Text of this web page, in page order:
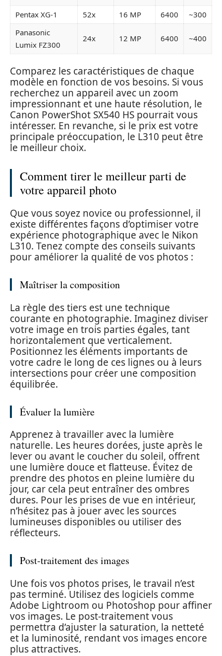
Pentax XG-1
52x 16 MP 6400
~300
Panasonic
Lumix FZ300
24x 12 MP 6400 ~400
Comparez les caractéristiques de chaque
modèle en fonction de vos besoins. Si vous
recherchez un appareil avec un zoom
impressionnant et une haute résolution, le
Canon PowerShot SX540 HS pourrait vous
intéresser. En revanche, si le prix est votre
principale préoccupation, le L310 peut être
le meilleur choix.
Comment tirer le meilleur parti de
votre appareil photo
Que vous soyez novice ou professionnel, il
existe différentes façons d’optimiser votre
expérience photographique avec le Nikon
L310. Tenez compte des conseils suivants
pour améliorer la qualité de vos photos :
Maîtriser la composition
La règle des tiers est une technique
courante en photographie. Imaginez diviser
votre image en trois parties égales, tant
horizontalement que verticalement.
Positionnez les éléments importants de
votre cadre le long de ces lignes ou à leurs
intersections pour créer une composition
équilibrée.
Évaluer la lumière
Apprenez à travailler avec la lumière
naturelle. Les heures dorées, juste après le
lever ou avant le coucher du soleil, offrent
une lumière douce et flatteuse. Évitez de
prendre des photos en pleine lumière du
jour, car cela peut entraîner des ombres
dures. Pour les prises de vue en intérieur,
n’hésitez pas à jouer avec les sources
lumineuses disponibles ou utiliser des
réflecteurs.
Post-traitement des images
Une fois vos photos prises, le travail n’est
pas terminé. Utilisez des logiciels comme
Adobe Lightroom ou Photoshop pour affiner
vos images. Le post-traitement vous
permettra d’ajuster la saturation, la netteté
et la luminosité, rendant vos images encore
plus attractives.